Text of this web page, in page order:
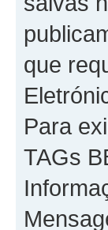
que
Para
TAGs